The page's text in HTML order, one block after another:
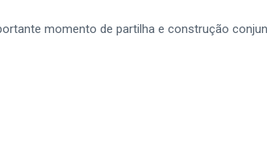
momento de partilha e construção